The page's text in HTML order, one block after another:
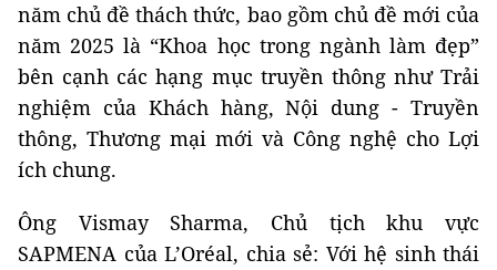
năm chủ đề thách thức, bao gồm chủ đề mới của
năm 2025 là “Khoa học trong ngành làm đẹp”
bên cạnh các hạng mục truyền thông như Trải
nghiệm của Khách hàng, Nội dung - Truyền
thông, Thương mại mới và Công nghệ cho Lợi
ích chung.
Ông Vismay Sharma, Chủ tịch khu vực
SAPMENA của L’Oréal, chia sẻ: Với hệ sinh thái